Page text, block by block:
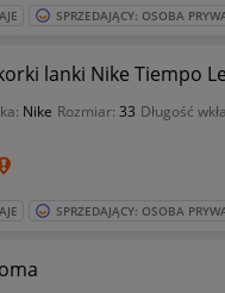
SPRZEDAJĄCY: OSOBA
lanki Nike Tiempo
Nike Rozmiar: 33 Długość
SPRZEDAJĄCY: OSOBA